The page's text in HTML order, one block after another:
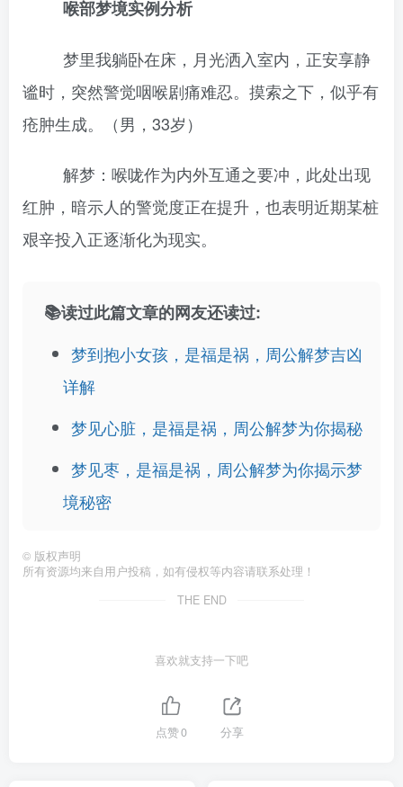
喉部梦境实例分析
梦里我躺卧在床，月光洒入室内，正安享静
谧时，突然警觉咽喉剧痛难忍。摸索之下，似乎有
疮肿生成。（男，33岁）
解梦：喉咙作为内外互通之要冲，此处出现
红肿，暗示人的警觉度正在提升，也表明近期某桩
艰辛投入正逐渐化为现实。
📚读过此篇文章的网友还读过:
梦到抱小女孩，是福是祸，周公解梦吉凶
详解
梦见心脏，是福是祸，周公解梦为你揭秘
梦见枣，是福是祸，周公解梦为你揭示梦
境秘密
© 版权声明
所有资源均来自用户投稿，如有侵权等内容请联系处理！
THE END
喜欢就支持一下吧
点赞0 分享